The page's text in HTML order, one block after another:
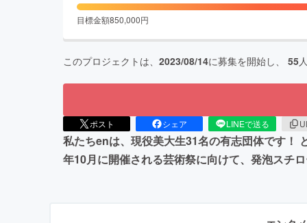
目標金額850,000円
このプロジェクトは、 2023/08/14に募集を開始し、 55
ポスト シェア LINEで送る
私たちenは、現役美大生31名の有志団体です！
年10月に開催される芸術祭に向けて、発泡スチ